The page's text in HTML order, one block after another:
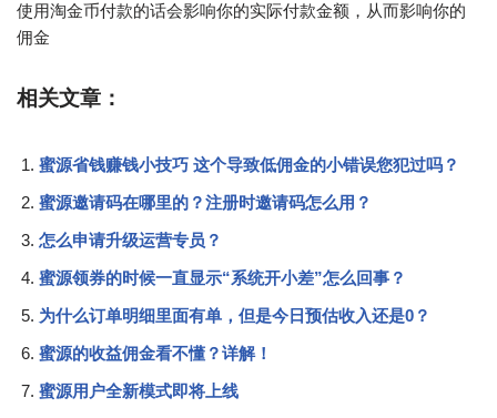
使用淘金币付款的话会影响你的实际付款金额，从而影响你的
佣金
相关文章：
蜜源省钱赚钱小技巧 这个导致低佣金的小错误您犯过吗？
蜜源邀请码在哪里的？注册时邀请码怎么用？
怎么申请升级运营专员？
蜜源领券的时候一直显示“系统开小差”怎么回事？
为什么订单明细里面有单，但是今日预估收入还是0？
蜜源的收益佣金看不懂？详解！
蜜源用户全新模式即将上线